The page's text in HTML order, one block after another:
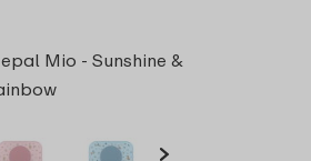
Mio - Sunshine &